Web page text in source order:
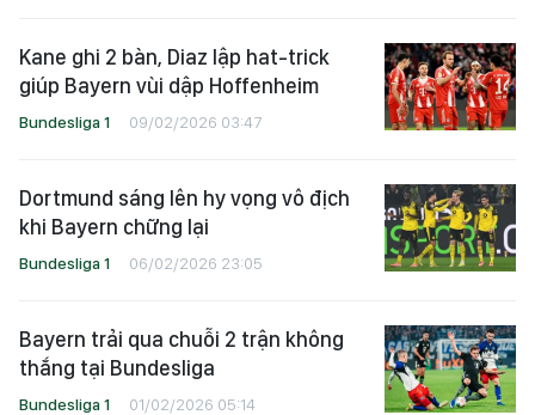
Kane ghi 2 bàn, Diaz lập hat-trick
giúp Bayern vùi dập Hoffenheim
Bundesliga 1 09/02/2026 03:47
Dortmund sáng lên hy vọng vô địch
khi Bayern chững lại
Bundesliga 1 06/02/2026 23:05
Bayern trải qua chuỗi 2 trận không
thắng tại Bundesliga
Bundesliga 1 01/02/2026 05:14